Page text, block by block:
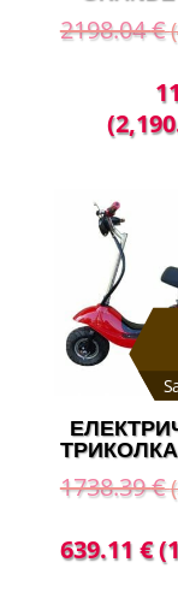
2198.04€
price
(4,299.00
ТРИКОЛКА
1738.39€
Original
639.11 €